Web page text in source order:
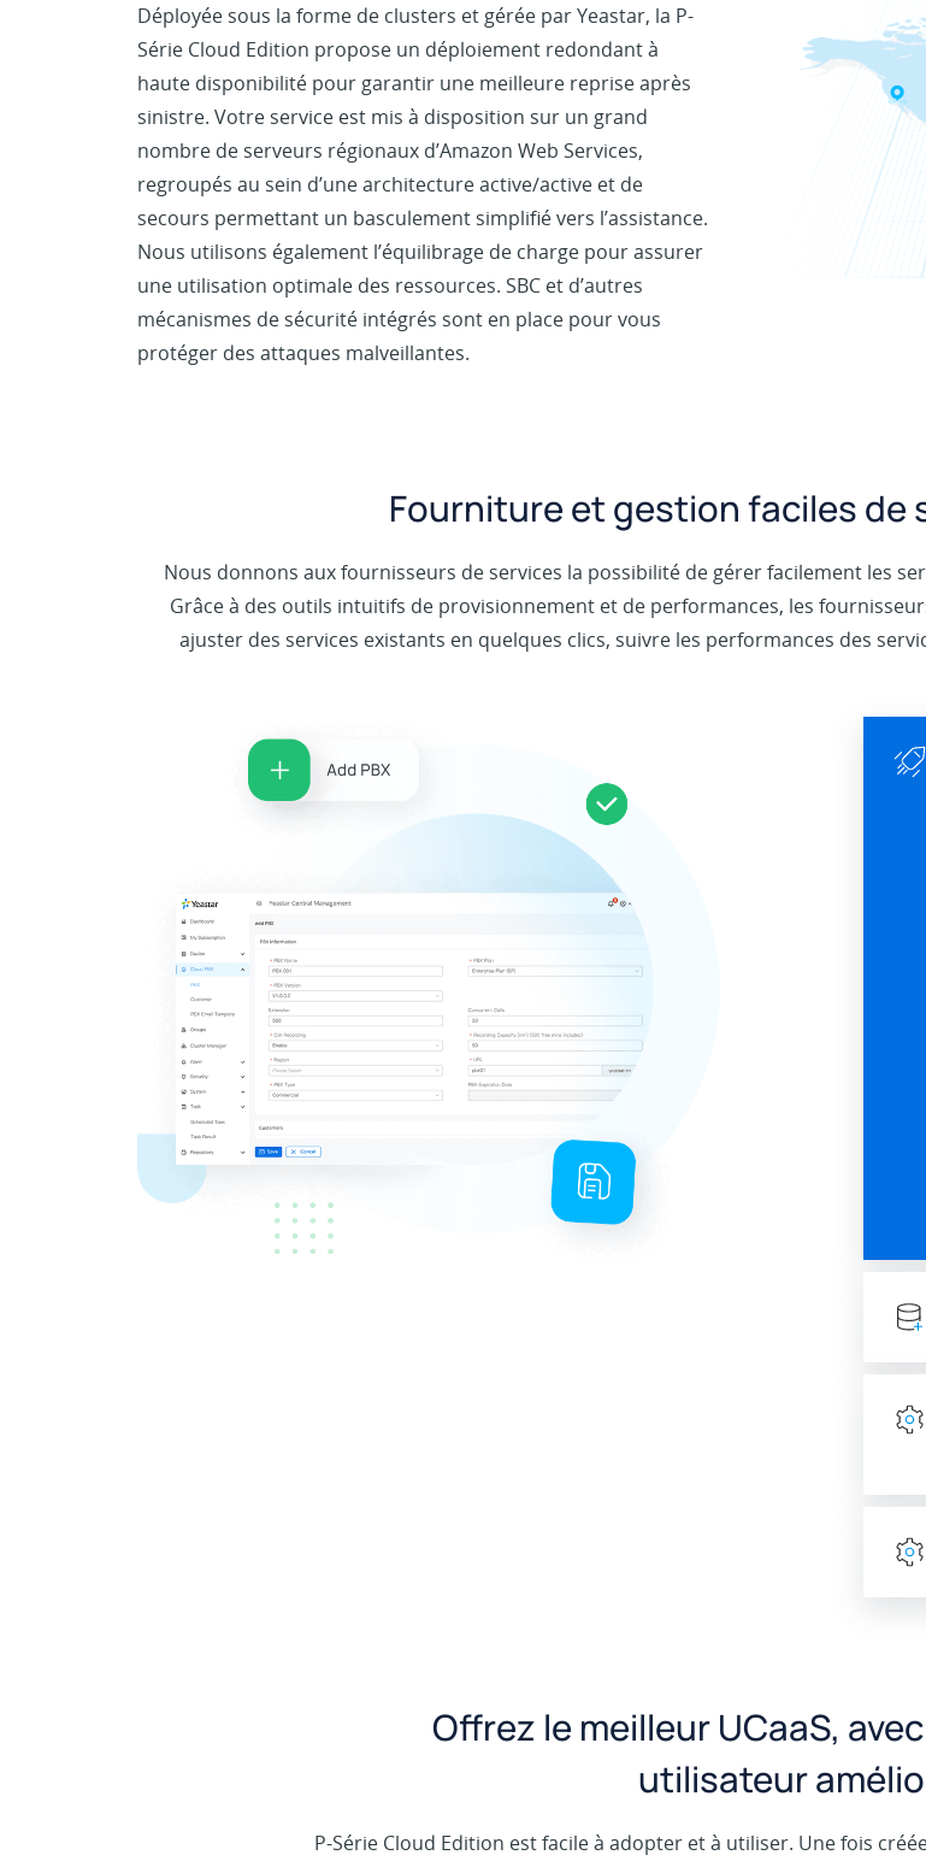
Déployée sous la forme de clusters et gérée par Yeastar, la P-
Série Cloud Edition propose un déploiement redondant à
haute disponibilité pour garantir une meilleure reprise après
sinistre. Votre service est mis à disposition sur un grand
nombre de serveurs régionaux d’Amazon Web Services,
regroupés au sein d’une architecture active/active et de
secours permettant un basculement simplifié vers l’assistance.
Nous utilisons également l’équilibrage de charge pour assurer
une utilisation optimale des ressources. SBC et d’autres
mécanismes de sécurité intégrés sont en place pour vous
protéger des attaques malveillantes.
Fourniture et gestion faciles de
Nous donnons aux fournisseurs de services la possibilité de gérer facilement les
Grâce à des outils intuitifs de provisionnement et de performances, les
ajuster des services existants en quelques clics, suivre les performances des
Offrez le meilleur UCaaS,
utilisateur
P-Série Cloud Edition est facile à adopter et à utiliser. Une fois